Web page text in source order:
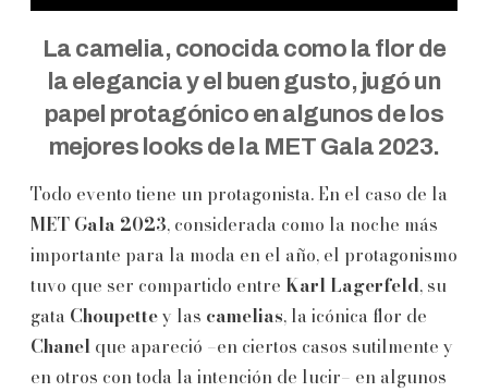
La camelia, conocida como la flor de
la elegancia y el buen gusto, jugó un
papel protagónico en algunos de los
mejores looks de la MET Gala 2023.
Todo evento tiene un protagonista. En el caso de la
MET Gala 2023, considerada como la noche más
importante para la moda en el año, el protagonismo
tuvo que ser compartido entre Karl Lagerfeld, su
gata Choupettey las camelias, la icónica flor de
Chanel que apareció –en ciertos casos sutilmente y
en otros con toda la intención de lucir– en algunos